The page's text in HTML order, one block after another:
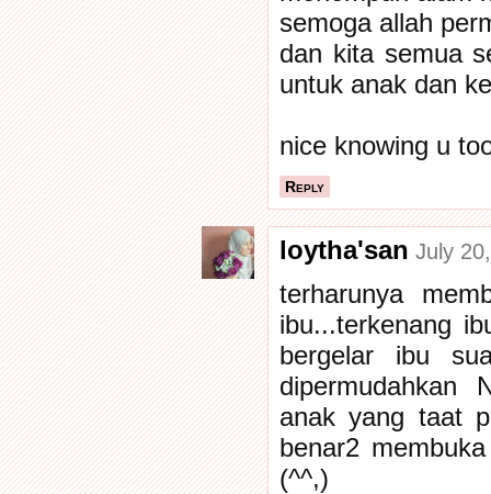
semoga allah
dan kita semua
untuk anak dan
nice knowing u
Reply
loytha'san July
terharunya
ibu...terkenang
bergelar ibu
dipermudahkan
anak yang taat
benar2
(^^,)